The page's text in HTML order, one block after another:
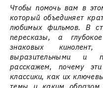
Чтобы помочь вам в
который объединяет
любимых фильмов. В
пересказы, а
знаковых кинолент,
выразительными и
расскажем, почему
классики, как их